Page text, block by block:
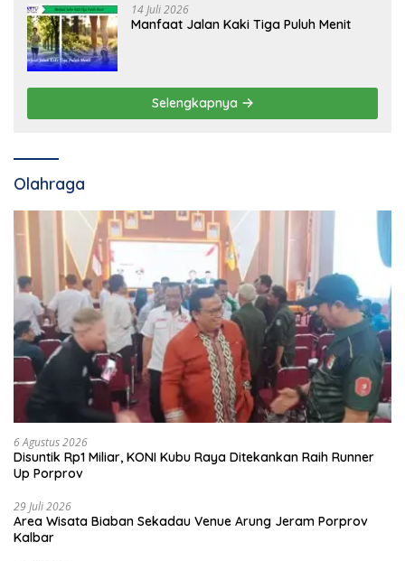
14 Juli 2026
Manfaat Jalan Kaki Tiga Puluh Menit
Selengkapnya
Olahraga
6 Agustus 2026
Disuntik Rp1 Miliar, KONI Kubu Raya Ditekankan Raih Runner
Up Porprov
29 Juli 2026
Area Wisata Biaban Sekadau Venue Arung Jeram Porprov
Kalbar